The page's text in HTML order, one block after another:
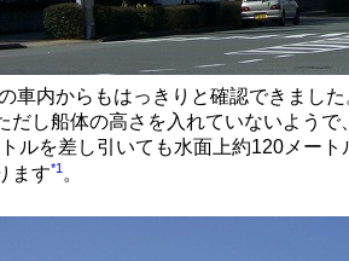
車内からもはっきりと確認できました
だし船体の高さを入れていないよう
ルを差し引いても水面上約120メー
ます*1 。